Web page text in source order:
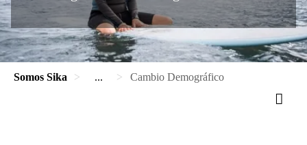
Somos Sika ... Cambio Demográfico